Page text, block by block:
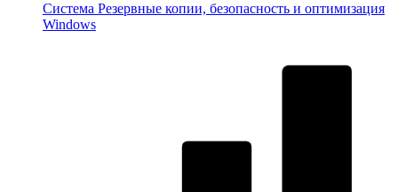
Система Резервные копии, безопасность и оптимизация
Windows